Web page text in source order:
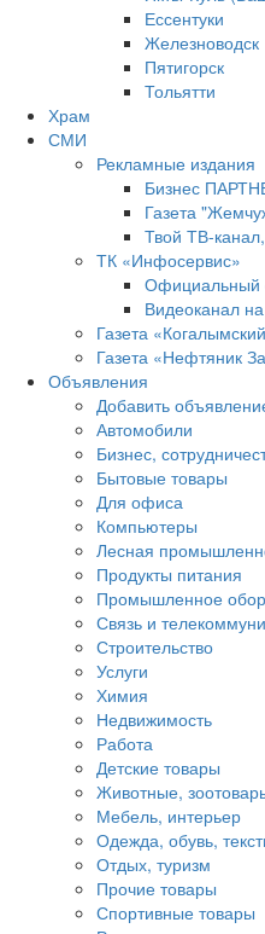
Ессентуки
Железноводск
Пятигорск
Тольятти
Храм
СМИ
Рекламные издания
Бизнес
Газета
Твой ТВ-
ТК «Инфосервис»
Официальный
Видеоканал
Газета
Газета «Нефтяник
Объявления
Добавить
Автомобили
Бизнес,
Бытовые товары
Для офиса
Компьютеры
Лесная
Продукты питания
Промышленное
Связь и
Строительство
Услуги
Химия
Недвижимость
Работа
Детские товары
Животные,
Мебель, интерьер
Одежда, обувь,
Отдых, туризм
Прочие товары
Спортивные товары